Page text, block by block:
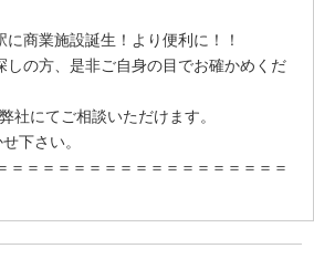
商業施設誕生！より便利に！！
しの方、是非ご自身の目でお確かめくだ
にてご相談いただけます。
下さい。
＝＝＝＝＝＝＝＝＝＝＝＝＝＝＝＝＝＝